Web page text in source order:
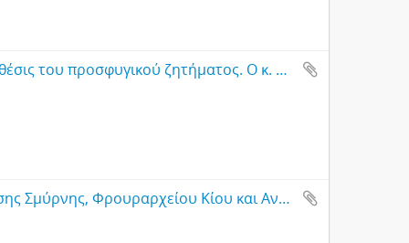
Έντυπο φυλλάδιο με τίτλο: Η πραγματική θέσις του προσφυγικού ζητήματος. Ο κ. Κύρκος μαστιγώνει τους ανίερους εκμεταλευτάς. Μια ιστορική συνεδρίασις της Βουλής, Αθήνα
Υπηρεσιακή αλληλογραφία μεταξύ Διοίκησης Σμύρνης, Φρουραρχείου Κίου και Ανώτατου Αντιπροσώπου σχετικά με μετακινήσεις προσφύγων για ανεύρεση εργασίας [1]